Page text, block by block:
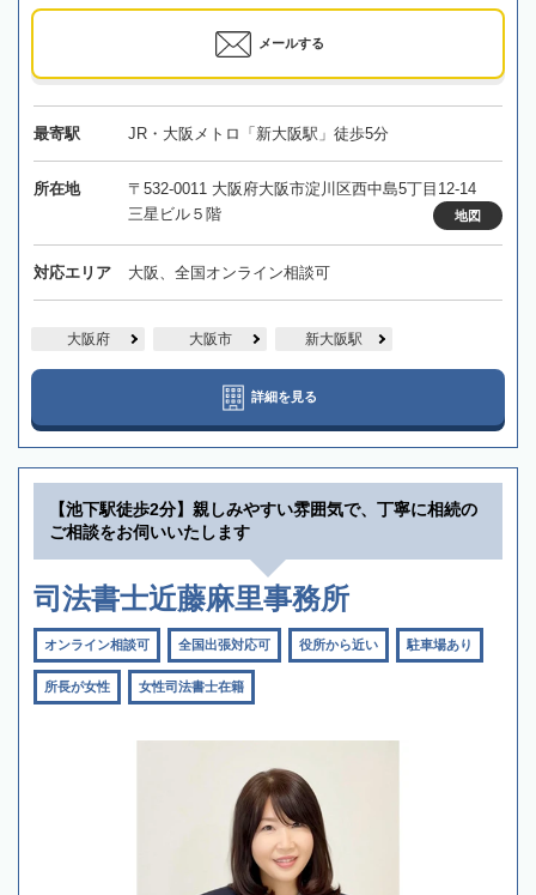
メールする
最寄駅 JR・大阪メトロ「新大阪駅」徒歩5分
所在地
〒532-0011 大阪府大阪市淀川区西中島5丁目12-14
三星ビル５階
地図
対応エリア 大阪、全国オンライン相談可
大阪府 大阪市 新大阪駅
詳細を見る
【池下駅徒歩2分】親しみやすい雰囲気で、丁寧に相続の
ご相談をお伺いいたします
司法書士近藤麻里事務所
オンライン相談可 全国出張対応可 役所から近い 駐車場あり
所長が女性 女性司法書士在籍